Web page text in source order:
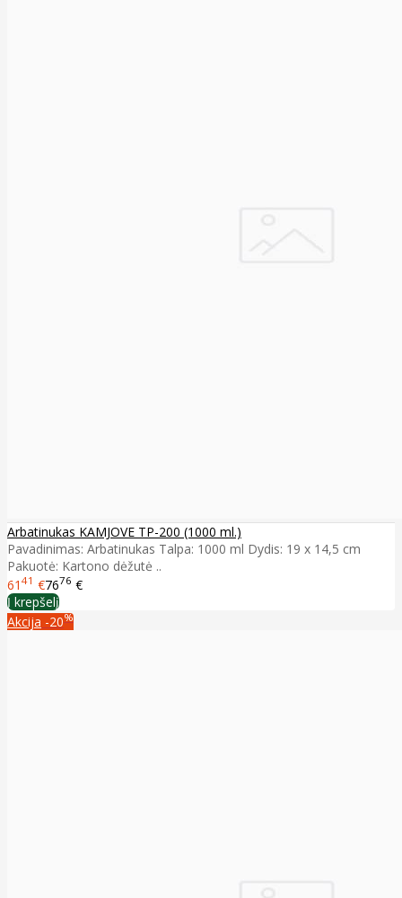
Arbatinukas KAMJOVE TP-200 (1000 ml.)
Pavadinimas: Arbatinukas Talpa: 1000 ml Dydis: 19 x 14,5 cm
Pakuotė: Kartono dėžutė ..
61 41 €7676 €
Į krepšelį
Akcija -20%